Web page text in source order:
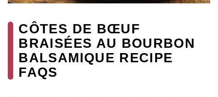
CÔTES DE BŒUF
BRAISÉES AU BOURBON
BALSAMIQUE RECIPE
FAQS